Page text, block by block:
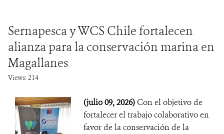
Sernapesca y WCS Chile fortalecen
alianza para la conservación marina en
Magallanes
Views: 214
(julio 09, 2026) Con el objetivo de
fortalecer el trabajo colaborativo en
favor de la conservación de la